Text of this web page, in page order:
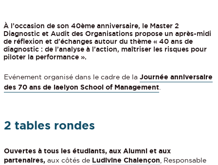
À l’occasion de son 40ème anniversaire, le Master 2
Diagnostic et Audit des Organisations propose un après-midi
de réflexion et d’échanges autour du thème « 40 ans de
diagnostic : de l’analyse à l’action, maîtriser les risques pour
piloter la performance ».
Evénement organisé dans le cadre de laJournée anniversaire
des 70 ans de iaelyon School of Management
2 tables rondes
Ouvertes à tous les étudiants, aux Alumni et aux
partenaires,aux côtés de Ludivine Chalençon , Responsable